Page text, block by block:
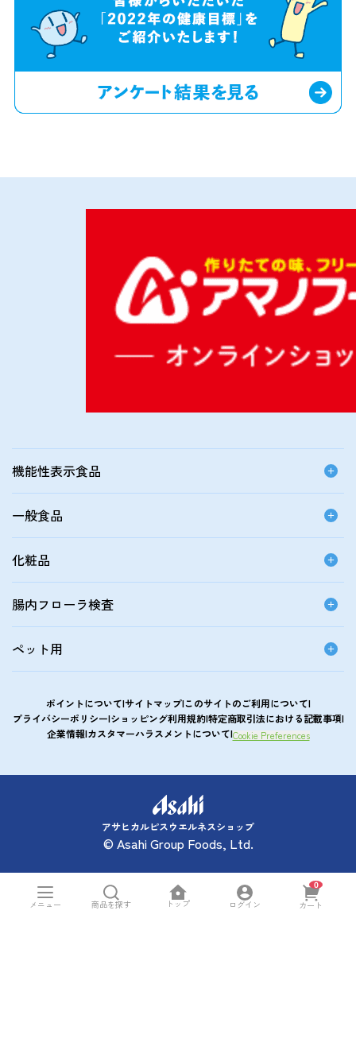
機能性表示食品
一般食品
化粧品
腸内フローラ検査
ペット用
ポイントについて サイトマップこのサイトのご利用について
プライバシーポリシー ショッピング利用規約特定商取引法における記載事項
企業情報カスタマーハラスメントについて Cookie Preferences
アサヒカルピスウエルネスショップ
© Asahi Group Foods, Ltd.
メニュー 商品を探す トップ ログイン
0
カート